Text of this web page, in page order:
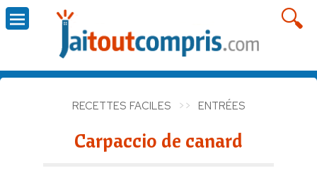
RECETTES FACILES ENTRÉES
Carpaccio de canard